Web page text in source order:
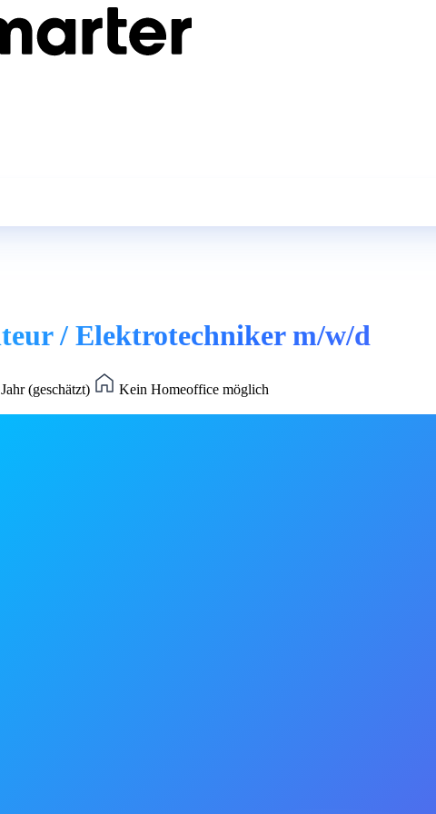
/ Elektrotechniker m/w/d
(geschätzt)
Kein Homeoffice möglich